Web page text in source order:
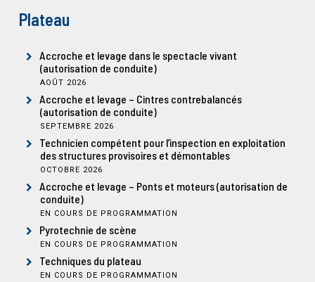
Plateau
Accroche et levage dans le spectacle vivant
(autorisation de conduite)
AOÛT 2026
Accroche et levage – Cintres contrebalancés
(autorisation de conduite)
SEPTEMBRE 2026
Technicien compétent pour l’inspection en exploitation
des structures provisoires et démontables
OCTOBRE 2026
Accroche et levage – Ponts et moteurs (autorisation de
conduite)
EN COURS DE PROGRAMMATION
Pyrotechnie de scène
EN COURS DE PROGRAMMATION
Techniques du plateau
EN COURS DE PROGRAMMATION